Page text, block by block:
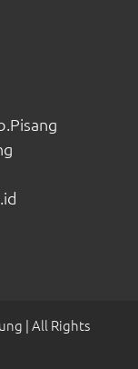
| All Rights